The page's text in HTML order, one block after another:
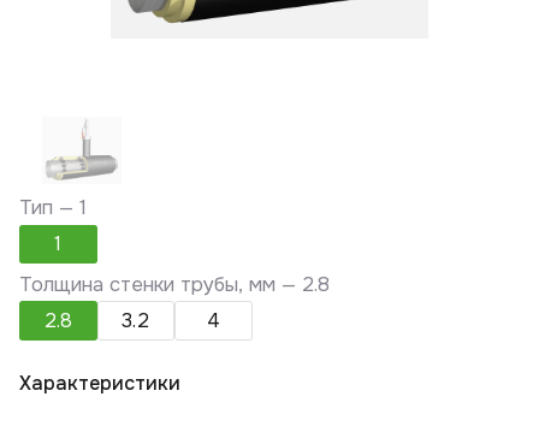
Тип —1
1
Толщина стенки трубы, мм — 2.8
2.8
3.2 4
Характеристики